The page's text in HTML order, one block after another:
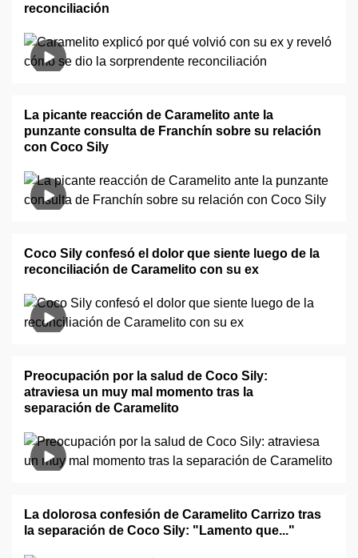
reconciliación
La picante reacción de Caramelito ante la
punzante consulta de Franchín sobre su relación
con Coco Sily
Coco Sily confesó el dolor que siente luego de la
reconciliación de Caramelito con su ex
Preocupación por la salud de Coco Sily:
atraviesa un muy mal momento tras la
separación de Caramelito
La dolorosa confesión de Caramelito Carrizo tras
la separación de Coco Sily: "Lamento que..."